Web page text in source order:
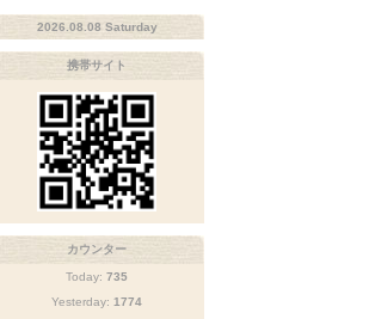
2026.08.08 Saturday
携帯サイト
カウンター
Today: 735
Yesterday: 1774